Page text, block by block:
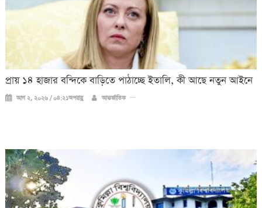
প্রায় ১৪ হাজার বন্দিকে বাড়িতে পাঠাচ্ছে ইতালি, কী আছে নতুন আইনে
আগ ২, ২০২৬ / ০৪:২১অপরাহ্ণ আন্তর্জাতিক